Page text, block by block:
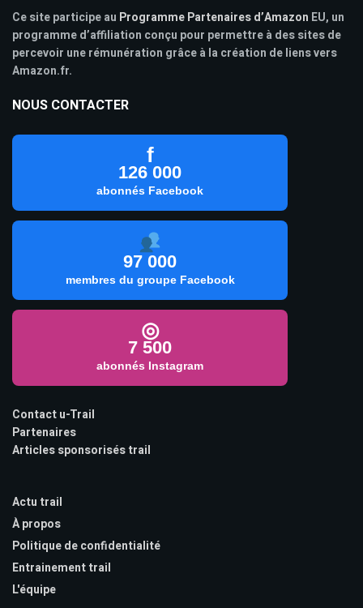
Ce site participe au Programme Partenaires d’Amazon EU, un
programme d’affiliation conçu pour permettre à des sites de
percevoir une rémunération grâce à la création de liens vers
Amazon.fr.
NOUS CONTACTER
f
126 000
abonnés Facebook
97 000
membres du groupe Facebook
◎
7 500
abonnés Instagram
Contact u-Trail
Partenaires
Articles sponsorisés trail
Actu trail
À propos
Politique de confidentialité
Entrainement trail
L'équipe